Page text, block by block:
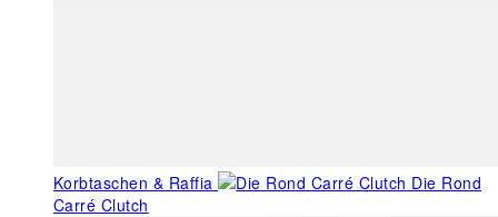
Korbtaschen & Raffia
Die Rond
Carré Clutch